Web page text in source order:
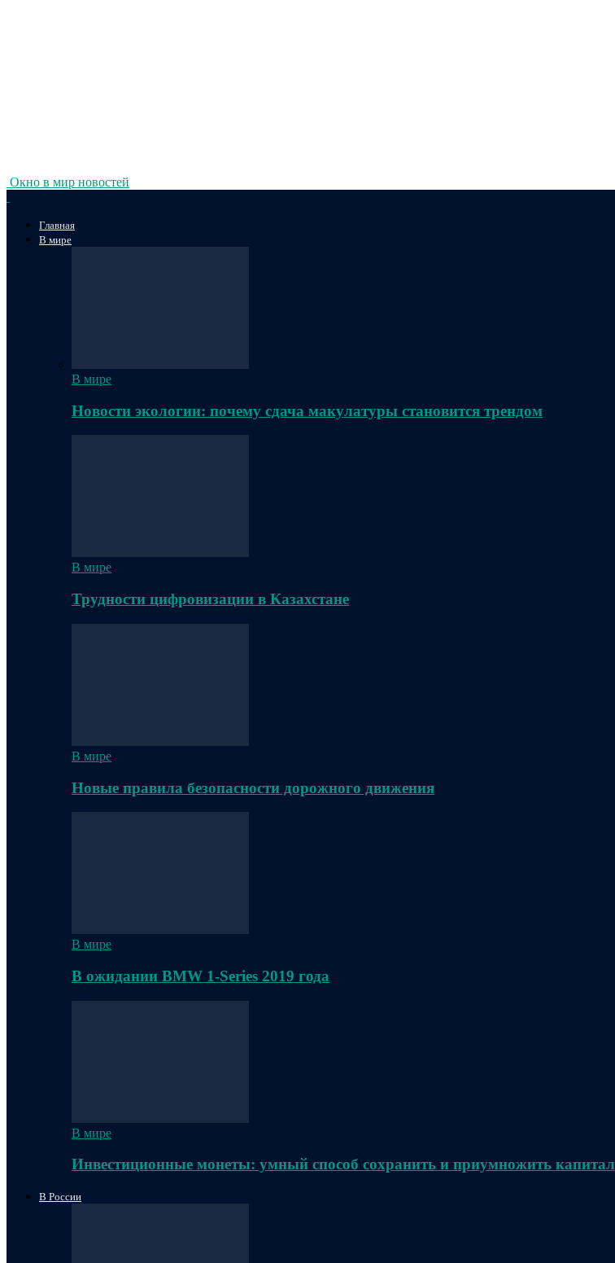
Окно в мир новостей
Главная
В мире
В мире
Новости экологии: почему сдача макулатуры становится трендом
В мире
Трудности цифровизации в Казахстане
В мире
Новые правила безопасности дорожного движения
В мире
В ожидании BMW 1-Series 2019 года
В мире
Инвестиционные монеты: умный способ сохранить и приумножить капитал
В России